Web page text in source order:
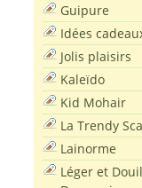
Guipure
Idées
Jolis plaisirs
Kaleïdo
Kid Mohair
La Trendy
Lainorme
Léger et